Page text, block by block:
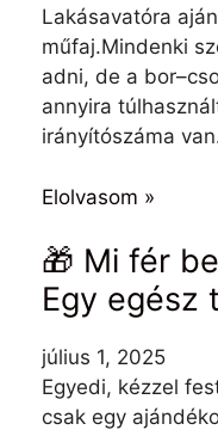
Lakásavatóra
műfaj.Mindenki
adni, de a
annyira
irányítószáma
Elolvasom »
🎁 Mi fér
Egy egész
július 1, 2025
Egyedi, kézzel
csak egy